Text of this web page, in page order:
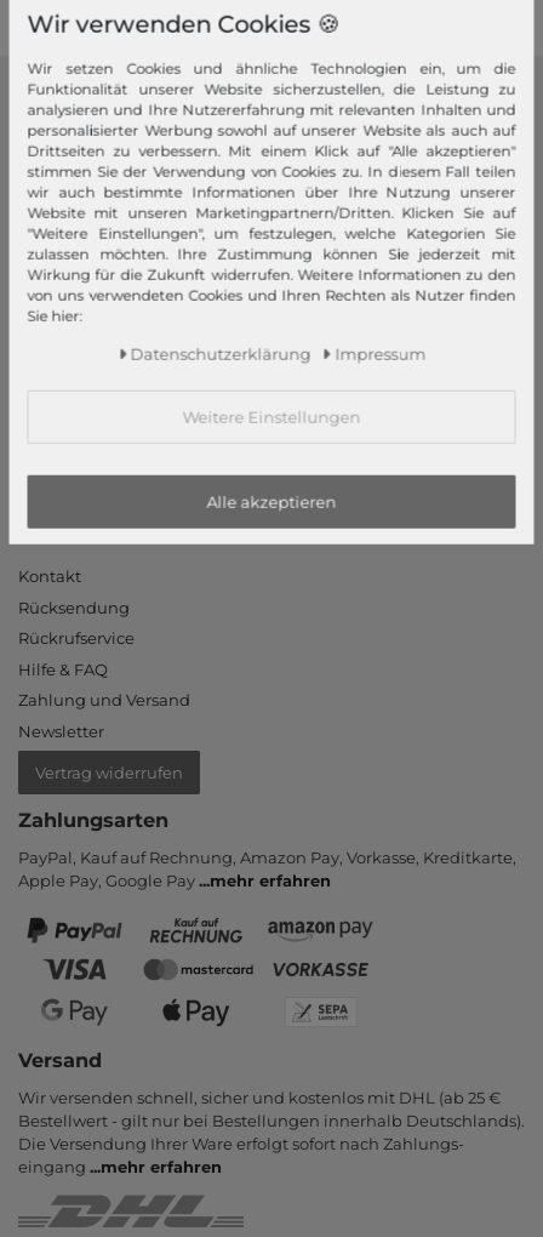
modeherz
Impressum
AGB
Widerrufsrecht
Datenschutzerklärung
Datenschutzeinstellungen
Barrierefreiheitserklärung
Informationen
Kontakt
Rücksendung
Rückrufservice
Hilfe & FAQ
Zahlung und Versand
Newsletter
Vertrag widerrufen
Zahlungsarten
PayPal, Kauf auf Rechnung, Amazon Pay, Vor­kasse, Kredit­karte,
Apple Pay, Google Pay...mehr erfahren
Versand
Wir versenden schnell, sicher und kostenlos mit DHL (ab 25 €
Bestell­wert - gilt nur bei Bestel­lungen inner­halb Deutsch­lands).
Die Ver­sendung Ihrer Ware er­folgt sofort nach Zahlungs­
eingang ...mehr erfahren
Wir verwenden Cookies 🍪
Wir setzen Cookies und ähnliche Technologien ein, um die
Funktionalität unserer Website sicherzustellen, die Leistung zu
analysieren und Ihre Nutzererfahrung mit relevanten Inhalten und
personalisierter Werbung sowohl auf unserer Website als auch auf
Drittseiten zu verbessern. Mit einem Klick auf "Alle akzeptieren"
stimmen Sie der Verwendung von Cookies zu. In diesem Fall teilen
wir auch bestimmte Informationen über Ihre Nutzung unserer
Website mit unseren Marketingpartnern/Dritten. Klicken Sie auf
"Weitere Einstellungen", um festzulegen, welche Kategorien Sie
zulassen möchten. Ihre Zustimmung können Sie jederzeit mit
Wirkung für die Zukunft widerrufen. Weitere Informationen zu den
von uns verwendeten Cookies und Ihren Rechten als Nutzer finden
Sie hier:
Daten­schutz­erklärung Impressum
Weitere Einstellungen
Alle akzeptieren